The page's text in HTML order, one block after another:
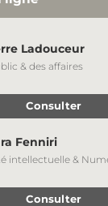
Ladouceur
& des affaires
Consulter
Fenniri
intellectuelle &
Consulter